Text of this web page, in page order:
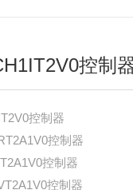
控制
控制器
控制器
控制器
控制器